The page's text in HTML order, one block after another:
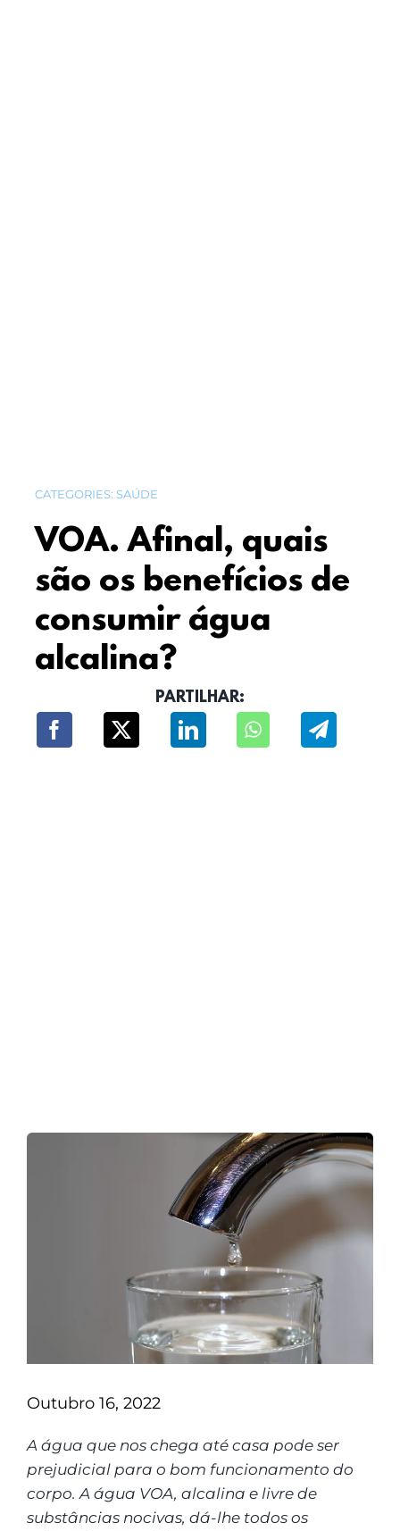
CATEGORIES: SAÚDE
VOA. Afinal, quais
são os benefícios de
consumir água
alcalina?
PARTILHAR:
Outubro 16, 2022
A água que nos chega até casa pode ser
prejudicial para o bom funcionamento do
corpo. A água VOA, alcalina e livre de
substâncias nocivas, dá-lhe todos os